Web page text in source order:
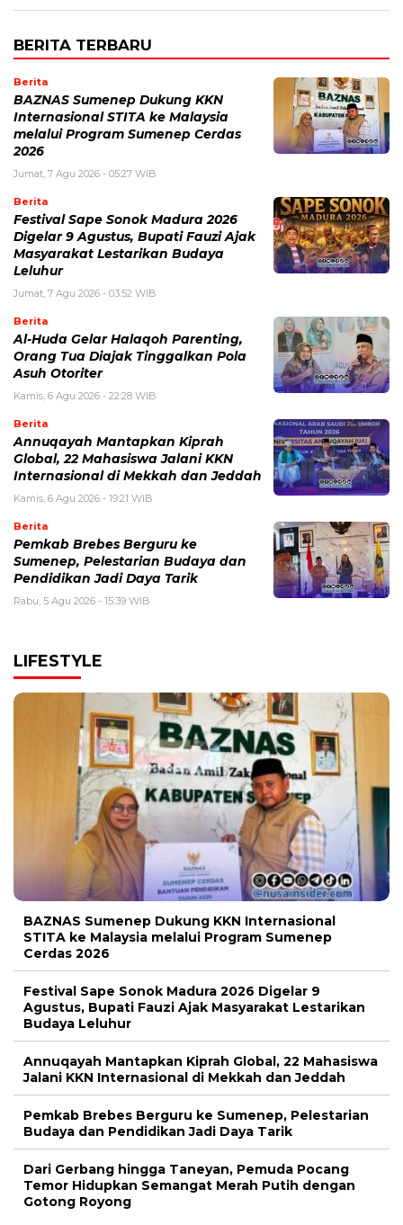
BERITA TERBARU
Berita
BAZNAS Sumenep Dukung KKN
Internasional STITA ke Malaysia
melalui Program Sumenep Cerdas
2026
Jumat, 7 Agu 2026 - 05:27 WIB
Berita
Festival Sape Sonok Madura 2026
Digelar 9 Agustus, Bupati Fauzi Ajak
Masyarakat Lestarikan Budaya
Leluhur
Jumat, 7 Agu 2026 - 03:52 WIB
Berita
Al-Huda Gelar Halaqoh Parenting,
Orang Tua Diajak Tinggalkan Pola
Asuh Otoriter
Kamis, 6 Agu 2026 - 22:28 WIB
Berita
Annuqayah Mantapkan Kiprah
Global, 22 Mahasiswa Jalani KKN
Internasional di Mekkah dan Jeddah
Kamis, 6 Agu 2026 - 19:21 WIB
Berita
Pemkab Brebes Berguru ke
Sumenep, Pelestarian Budaya dan
Pendidikan Jadi Daya Tarik
Rabu, 5 Agu 2026 - 15:39 WIB
LIFESTYLE
BAZNAS Sumenep Dukung KKN Internasional
STITA ke Malaysia melalui Program Sumenep
Cerdas 2026
Festival Sape Sonok Madura 2026 Digelar 9
Agustus, Bupati Fauzi Ajak Masyarakat Lestarikan
Budaya Leluhur
Annuqayah Mantapkan Kiprah Global, 22 Mahasiswa
Jalani KKN Internasional di Mekkah dan Jeddah
Pemkab Brebes Berguru ke Sumenep, Pelestarian
Budaya dan Pendidikan Jadi Daya Tarik
Dari Gerbang hingga Taneyan, Pemuda Pocang
Temor Hidupkan Semangat Merah Putih dengan
Gotong Royong